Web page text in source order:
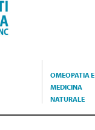
OMEOPATIA E
MEDICINA
NATURALE